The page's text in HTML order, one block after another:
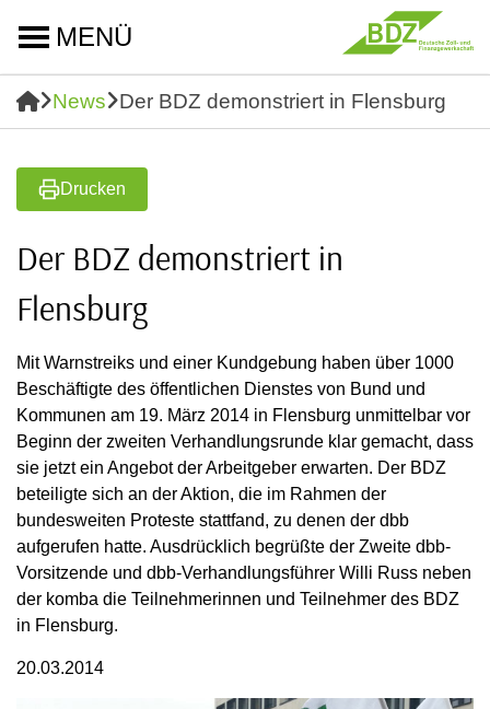
MENÜ
News Der BDZ demonstriert in Flensburg
Drucken
Der BDZ demonstriert in
Flensburg
Mit Warnstreiks und einer Kundgebung haben über 1000
Beschäftigte des öffentlichen Dienstes von Bund und
Kommunen am 19. März 2014 in Flensburg unmittelbar vor
Beginn der zweiten Verhandlungsrunde klar gemacht, dass
sie jetzt ein Angebot der Arbeitgeber erwarten. Der BDZ
beteiligte sich an der Aktion, die im Rahmen der
bundesweiten Proteste stattfand, zu denen der dbb
aufgerufen hatte. Ausdrücklich begrüßte der Zweite dbb-
Vorsitzende und dbb-Verhandlungsführer Willi Russ neben
der komba die Teilnehmerinnen und Teilnehmer des BDZ
in Flensburg.
20.03.2014